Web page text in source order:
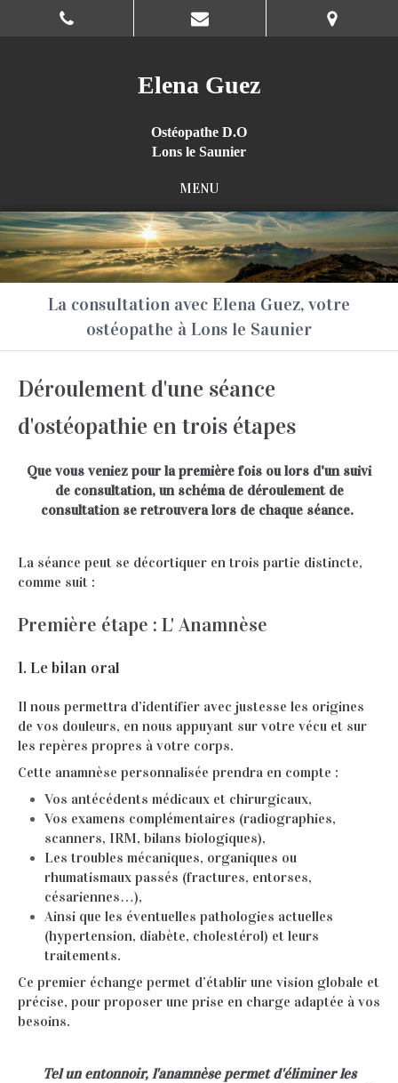
Elena Guez
Ostéopathe D.O
Lons le Saunier
MENU
La consultation avec Elena Guez, votre
ostéopathe à Lons le Saunier
Déroulement d'une séance
d'ostéopathie en trois étapes
Que vous veniez pour la première fois ou lors d'un suivi
de consultation, un schéma de déroulement de
consultation se retrouvera lors de chaque séance.
La séance peut se décortiquer en trois partie distincte,
comme suit :
Première étape : L' Anamnèse
1. Le bilan oral
Il nous permettra d’identifier avec justesse les origines
de vos douleurs, en nous appuyant sur votre vécu et sur
les repères propres à votre corps.
Cette anamnèse personnalisée prendra en compte :
Vos antécédents médicaux et chirurgicaux,
Vos examens complémentaires (radiographies,
scanners, IRM, bilans biologiques),
Les troubles mécaniques, organiques ou
rhumatismaux passés (fractures, entorses,
césariennes…),
Ainsi que les éventuelles pathologies actuelles
(hypertension, diabète, cholestérol) et leurs
traitements.
Ce premier échange permet d’établir une vision globale et
précise, pour proposer une prise en charge adaptée à vos
besoins.
Tel un entonnoir, l'anamnèse permet d'éliminer les